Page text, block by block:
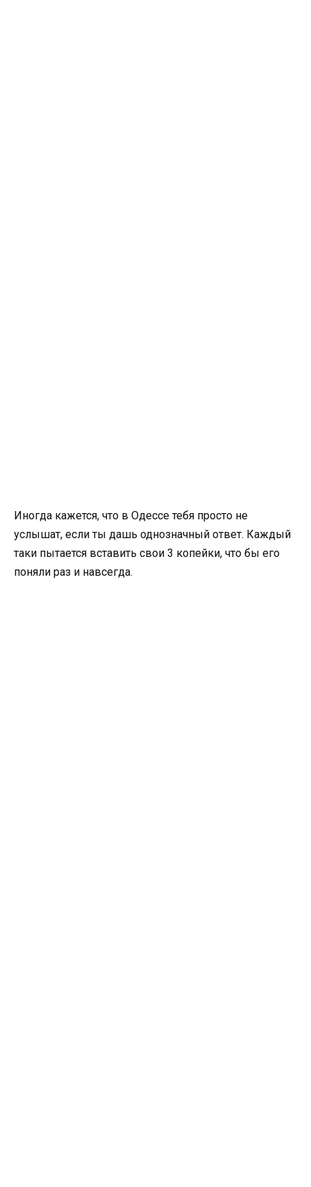
Иногда кажется, что в Одессе тебя просто не
услышат, если ты дашь однозначный ответ. Каждый
таки пытается вставить свои 3 копейки, что бы его
поняли раз и навсегда.